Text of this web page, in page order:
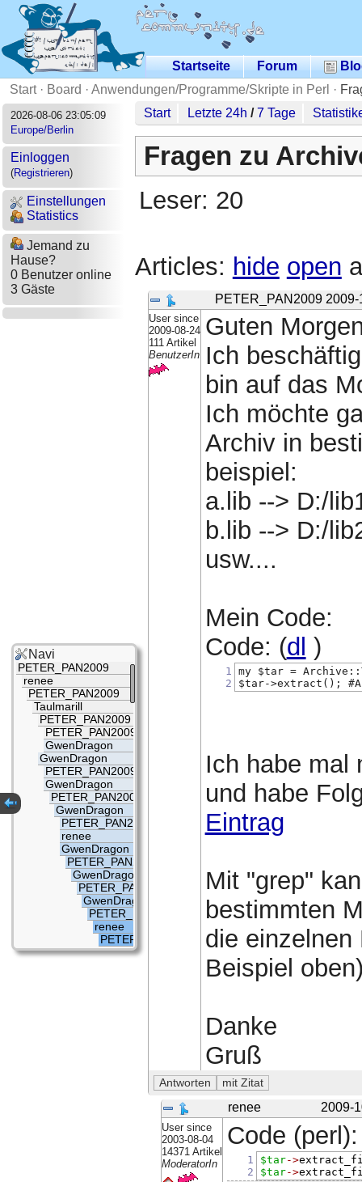
Startseite Forum
Start· Board · Anwendungen/Programme/Skripte in Perl ·
2026-08-06 23:05:09
Europe/Berlin
Einloggen
(Registrieren)
Einstellungen
Statistics
Jemand zu
Hause?
0 Benutzer online
3 Gäste
Start Letzte 24h /7 Tage
Fragen zu
Leser: 20
Articles: hide open
PETER_PAN2009 2009-
User since
2009-08-24
111 Artikel
BenutzerIn
Guten
Ich
bin auf das
Ich möchte
Archiv in
beispiel:
a.lib --> D:/
b.lib --> D:/
usw....
Mein Code:
Code: (dl )
1
2
my $tar =
$tar->extract();
Ich habe mal
und habe
Eintrag
Mit "grep"
bestimmten
die einzelnen
Beispiel
Danke
Gruß
renee 2009-
User since
2003-08-04
14371 Artikel
ModeratorIn
Code
1
2
$tar->
$tar->
Navi
PETER_PAN2009
renee
PETER_PAN2009
Taulmarill
PETER_PAN2009
PETER_PAN2009
GwenDragon
GwenDragon
PETER_PAN2009
GwenDragon
PETER_PAN2009
GwenDragon
PETER_PAN2009
renee
GwenDragon
PETER_PAN2009
GwenDragon
PETER_PAN2009
GwenDragon
PETER_PAN2009
renee
PETER_PAN2009